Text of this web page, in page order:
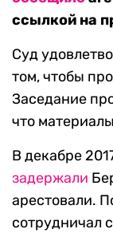
ссылкой на
Суд
том, чтобы
Заседание
что
В декабре
задержали
арестовали.
сотрудничал